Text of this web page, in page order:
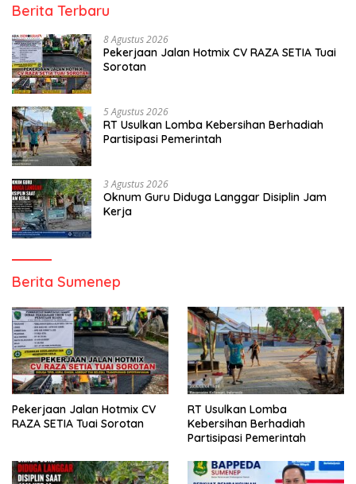
Berita Terbaru
8 Agustus 2026
Pekerjaan Jalan Hotmix CV RAZA SETIA Tuai
Sorotan
5 Agustus 2026
RT Usulkan Lomba Kebersihan Berhadiah
Partisipasi Pemerintah
3 Agustus 2026
Oknum Guru Diduga Langgar Disiplin Jam
Kerja
Berita Sumenep
Pekerjaan Jalan Hotmix CV
RAZA SETIA Tuai Sorotan
RT Usulkan Lomba
Kebersihan Berhadiah
Partisipasi Pemerintah